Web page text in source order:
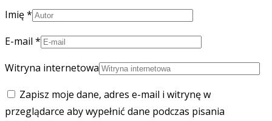
Imię*
E-mail *
Witryna internetowa
Zapisz moje dane, adres e-mail i witrynę w
przeglądarce aby wypełnić dane podczas pisania